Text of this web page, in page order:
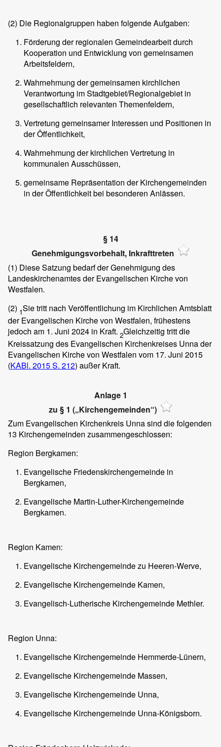
(2) Die Regionalgruppen haben folgende Aufgaben:
Förderung der regionalen Gemeindearbeit durch
Kooperation und Entwicklung von gemeinsamen
Arbeitsfeldern,
Wahrnehmung der gemeinsamen kirchlichen
Verantwortung im Stadtgebiet/Regionalgebiet in
gesellschaftlich relevanten Themenfeldern,
Vertretung gemeinsamer Interessen und Positionen in
der Öffentlichkeit,
Wahrnehmung der kirchlichen Vertretung in
kommunalen Ausschüssen,
gemeinsame Repräsentation der Kirchengemeinden
in der Öffentlichkeit bei besonderen Anlässen.
§ 14
Genehmigungsvorbehalt, Inkrafttreten
(1) Diese Satzung bedarf der Genehmigung des
Landeskirchenamtes der Evangelischen Kirche von
Westfalen.
(2) 1Sie tritt nach Veröffentlichung im Kirchlichen Amtsblatt
der Evangelischen Kirche von Westfalen, frühestens
jedoch am 1. Juni 2024 in Kraft. 2Gleichzeitig tritt die
Kreissatzung des Evangelischen Kirchenkreises Unna der
Evangelischen Kirche von Westfalen vom 17. Juni 2015
(KABl. 2015 S. 212) außer Kraft.
Anlage 1
zu § 1 („Kirchengemeinden“)
Zum Evangelischen Kirchenkreis Unna sind die folgenden
13 Kirchengemeinden zusammengeschlossen:
Region Bergkamen:
Evangelische Friedenskirchengemeinde in
Bergkamen,
Evangelische Martin-Luther-Kirchengemeinde
Bergkamen.
Region Kamen:
Evangelische Kirchengemeinde zu Heeren-Werve,
Evangelische Kirchengemeinde Kamen,
Evangelisch-Lutherische Kirchengemeinde Methler.
Region Unna:
Evangelische Kirchengemeinde Hemmerde-Lünern,
Evangelische Kirchengemeinde Massen,
Evangelische Kirchengemeinde Unna,
Evangelische Kirchengemeinde Unna-Königsborn.